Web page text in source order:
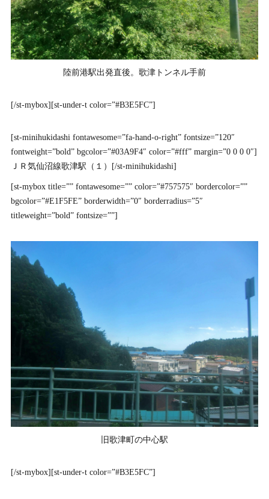
陸前港駅出発直後。歌津トンネル手前
[/st-mybox][st-under-t color=”#B3E5FC”]
[st-minihukidashi fontawesome=”fa-hand-o-right” fontsize=”120″
fontweight=”bold” bgcolor=”#03A9F4″ color=”#fff” margin=”0 0 0 0″]
ＪＲ気仙沼線歌津駅（１）[/st-minihukidashi]
[st-mybox title=”” fontawesome=”” color=”#757575″ bordercolor=””
bgcolor=”#E1F5FE” borderwidth=”0″ borderradius=”5″
titleweight=”bold” fontsize=””]
旧歌津町の中心駅
[/st-mybox][st-under-t color=”#B3E5FC”]